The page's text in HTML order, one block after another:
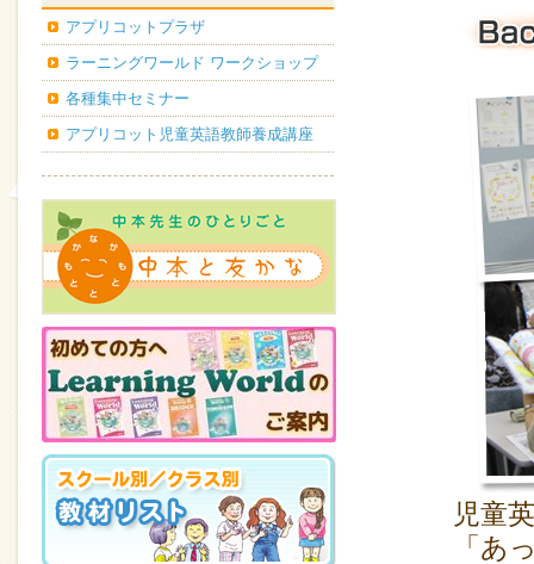
アプリコットプラザ
ラーニングワールド ワークショップ
各種集中セミナー
アプリコット児童英語教師養成講座
児童
「あ